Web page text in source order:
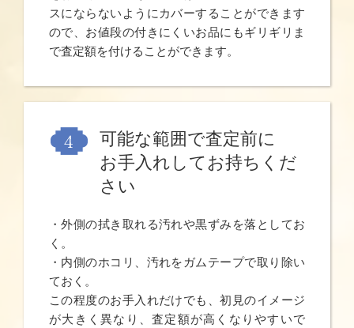
スにならないようにカバーすることができます
ので、お値段の付きにくいお品にもギリギリま
で査定額を付けることができます。
可能な範囲で査定前に
お手入れしてお持ちくだ
さい
・外側の拭き取れる汚れや黒ずみを落としてお
く。
・内側のホコリ、汚れをガムテープで取り除い
ておく。
この程度のお手入れだけでも、初見のイメージ
が大きく異なり、査定額が高くなりやすいで